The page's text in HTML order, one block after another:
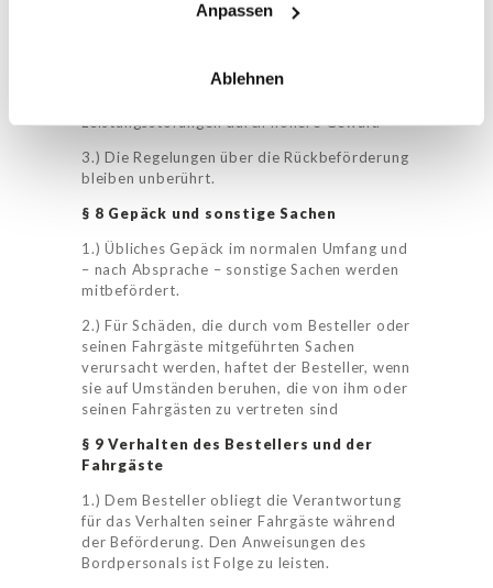
Anpassen
Ablehnen
1.) Das Busunternehmen haftet im Rahmen
der Sorgfaltspflicht eines ordentlichen
Leistungsstörungen durch höhere Gewalt.
3.) Die Regelungen über die Rückbeförderung
bleiben unberührt.
§ 8 Gepäck und sonstige Sachen
1.) Übliches Gepäck im normalen Umfang und
– nach Absprache – sonstige Sachen werden
mitbefördert.
2.) Für Schäden, die durch vom Besteller oder
seinen Fahrgäste mitgeführten Sachen
verursacht werden, haftet der Besteller, wenn
sie auf Umständen beruhen, die von ihm oder
seinen Fahrgästen zu vertreten sind
§ 9 Verhalten des Bestellers und der
Fahrgäste
1.) Dem Besteller obliegt die Verantwortung
für das Verhalten seiner Fahrgäste während
der Beförderung. Den Anweisungen des
Bordpersonals ist Folge zu leisten.